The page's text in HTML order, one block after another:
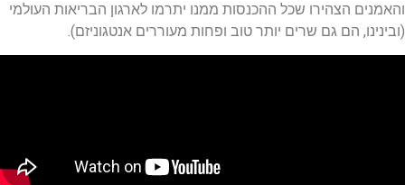
והאמנים הצהירו שכל ההכנסות ממנו יתרמו לארגון הבריאות העולמי
(ובינינו, הם גם שרים יותר טוב ופחות מעוררים אנטגוניזם).